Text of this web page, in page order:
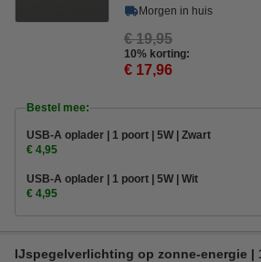
Morgen in huis
€ 19,95
10% korting:
€ 17,96
Bestel mee:
USB-A oplader | 1 poort | 5W | Zwart
€ 4,95
USB-A oplader | 1 poort | 5W | Wit
€ 4,95
IJspegelverlichting op zonne-energie |